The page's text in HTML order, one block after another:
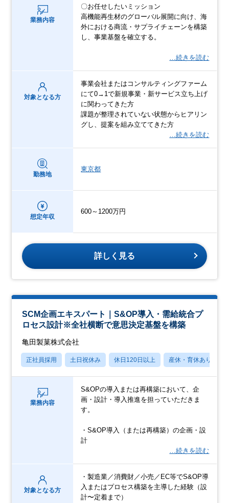
業務内容
〇お任せしたいミッション
高機能再生材のグローバル展開に向け、海
外における商流・サプライチェーンを構築
し、事業基盤を確立する。
…続きを読む
対象となる方
事業会社またはコンサルティングファーム
にて0→1で新規事業・新サービス立ち上げ
に関わってきた方
課題が整理されていない状態からヒアリン
グし、提案を組み立ててきた方
…続きを読む
勤務地
東京都
想定年収
600～1200万円
詳しく見る
SCM企画エキスパート｜S&OP導入・需給統合プ
ロセス設計※全社横断で意思決定基盤を構築
亀田製菓株式会社
正社員採用 土日祝休み 休日120日以上 産休・育休あり
業務内容
S&OPの導入または再構築において、企
画・設計・導入推進を担っていただきま
す。
・S&OP導入（または再構築）の企画・設
計
…続きを読む
対象となる方
・製造業／消費財／小売／EC等でS&OP導
入またはプロセス構築を主導した経験（設
計〜定着まで）